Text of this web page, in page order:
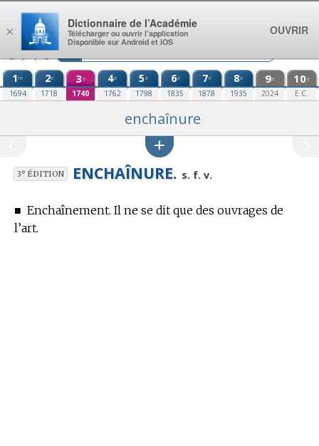
Aller au contenu
1re
1694
2e
1718
3e
1740
4e
1762
5e
1798
6e
1835
7e
1878
8e
1935
9e
2024
10e
E.C.
enchaînure
3eÉDITION ENCHAÎNURE. s. f. v.
■ Enchaînement. Il ne se dit que des ouvrages de
l’art.
×
Dictionnaire de l’Académie
Télécharger ou ouvrir l’application
Disponible sur Android et iOS
OUVRIR